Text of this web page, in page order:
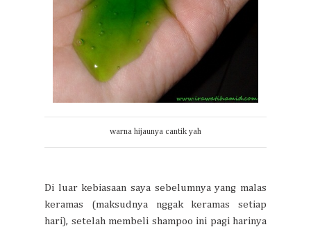
warna hijaunya cantik yah
Di luar kebiasaan saya sebelumnya yang malas
keramas (maksudnya nggak keramas setiap
hari), setelah membeli shampoo ini pagi harinya